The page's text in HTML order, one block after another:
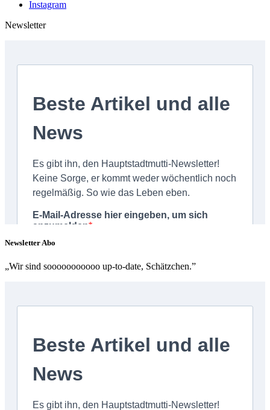
Instagram
Newsletter
Newsletter Abo
„Wir sind sooooooooooo up-to-date, Schätzchen.”